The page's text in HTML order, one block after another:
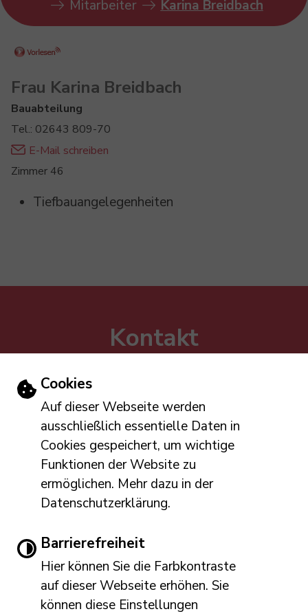
Einstellungen zu Cookies und
Cookies
Auf dieser Webseite werden
ausschließlich essentielle Daten in
Cookies gespeichert, um wichtige
Funktionen der Website zu
ermöglichen. Mehr dazu in der
Datenschutzerklärung.
Barrierefreiheit
Hier können Sie die Farbkontraste
auf dieser Webseite erhöhen. Sie
können diese Einstellungen
Mitarbeiter
Karina Breidbach
Frau Karina Breidbach
Bauabteilung
Tel.: 02643 809-70
E-Mail schreiben
Zimmer 46
Tiefbauangelegenheiten
Kontakt
Tel: 02643 809-0
E-Mail schreiben
Öffnungszeiten
Mo, Di, Do: 8:00 – 12:00 und 14:00 – 16:00 Uhr
Mi, Fr: 8:00 – 12:00 Uhr
Leichte Sprache Gebärdensprache
Barrierefreie Ansicht
Immer auf dem neuesten Stand